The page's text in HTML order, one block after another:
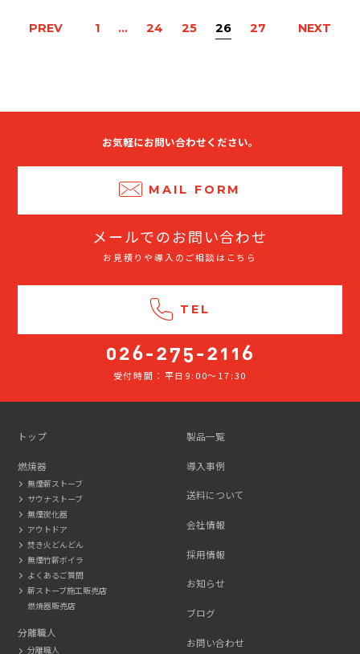
PREV 1 … 24 25 26 27 NEXT
お気軽にお問い合わせください。
MAIL FORM
メールでのお問い合わせ
お見積りや導入のご相談はこちら
TEL
受付時間：平日9:00～17:30
トップ
燃焼器
無煙薪ストーブ
サウナストーブ
無煙炭化器
アウトドア
焚き火どんどん
無煙竹薪ボイラ
よくあるご質問
薪ストーブ施工販売店
燃焼器販売店
分離職人
分離職人
製品一覧
導入事例
送料について
会社情報
採用情報
お知らせ
ブログ
お問い合わせ